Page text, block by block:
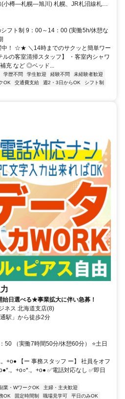
(小樽―札幌―旭川) 札幌、JR札沼線札
幌（徒歩1分） 、地下鉄南北線さっぽ
線さっぽろ駅
フト制 9：00～14：00 (実働5h/休憩な
！ ☆★ ＼14時までのサクッと簡単ワー
ルの客室清掃スタッフ】 ・客室内シャワ
充 など ◎ベッド...
学歴不問 学生歓迎 経験不問
未経験者歓迎
OK 交通費支給 週2・3日からOK
シフト制
始日選べる★事業拡大に伴い急募！
ネス 北海道支店(8)
駅」から徒歩2分
50 （実働7時間50分/休憩60分） ⭐土日
+o● 【ー 事務スタッフ ー】 社員をオフ
。+o○*.。+o● ✅電話対応なし ✅即日
業・WワークOK
主婦・主夫歓迎
OK 固定時間制 職場見学可
平日のみOK